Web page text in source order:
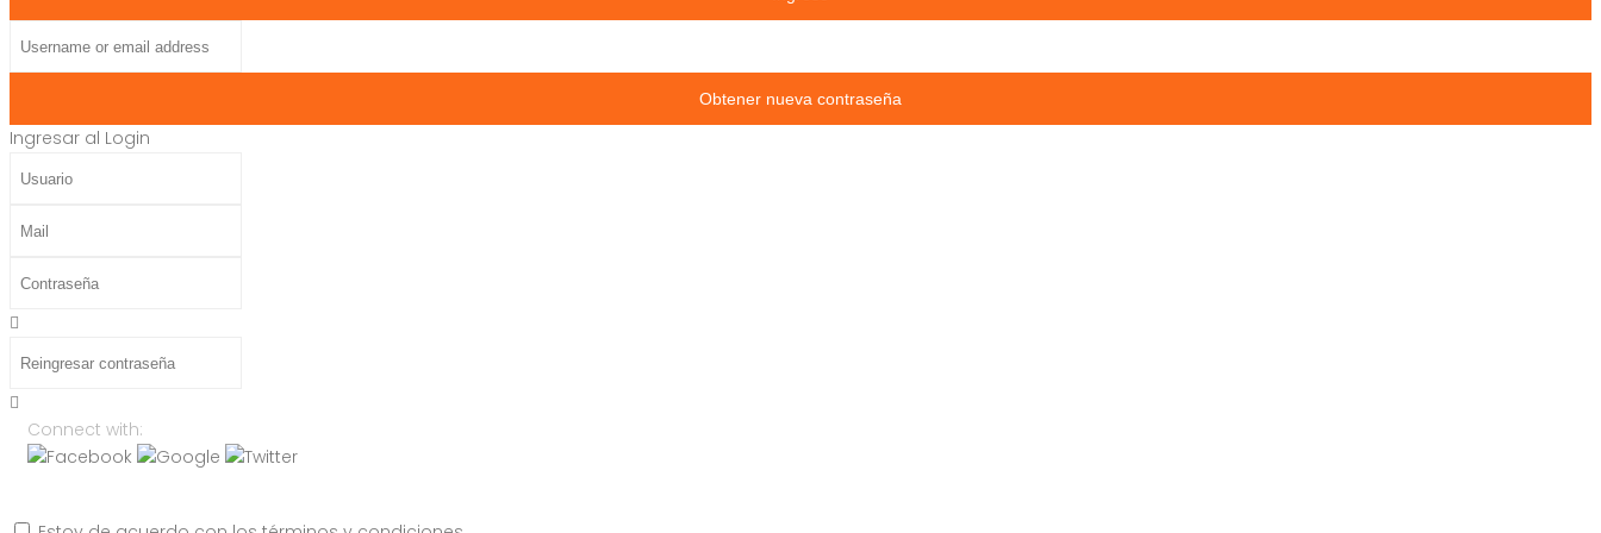
or
Obtener nueva contraseña
Ingresar al Login
contraseña
Connect with: